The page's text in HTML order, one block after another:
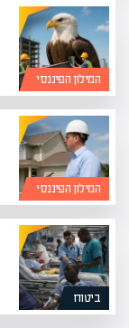
המילון הפיננסי
המילון הפיננסי
ביטוח